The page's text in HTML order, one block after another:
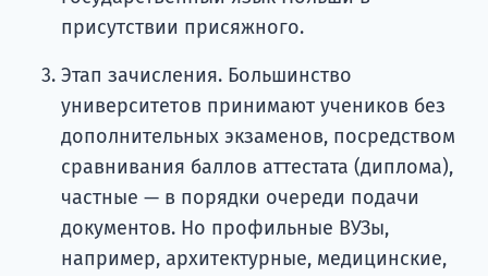
присутствии присяжного.
Этап зачисления. Большинство
университетов принимают учеников без
дополнительных экзаменов, посредством
сравнивания баллов аттестата (диплома),
частные — в порядки очереди подачи
документов. Но профильные ВУЗы,
например, архитектурные, медицинские,